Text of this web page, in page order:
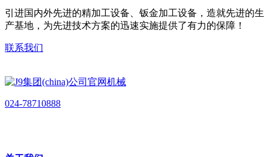
引进国内外先进的精加工设备、钣金加工设备，造就先进的生
产基地，为先进技术方案的迅速实施提供了有力的保障！
联系我们
024-78710888